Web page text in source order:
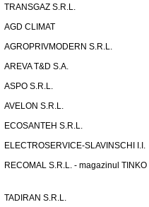
TRANSGAZ S.R.L.
AGD CLIMAT
AGROPRIVMODERN S.R.L.
AREVA T&D S.A.
ASPO S.R.L.
AVELON S.R.L.
ECOSANTEH S.R.L.
ELECTROSERVICE-SLAVINSCHI I.I.
RECOMAL S.R.L. - magazinul TINKO
TADIRAN S.R.L.